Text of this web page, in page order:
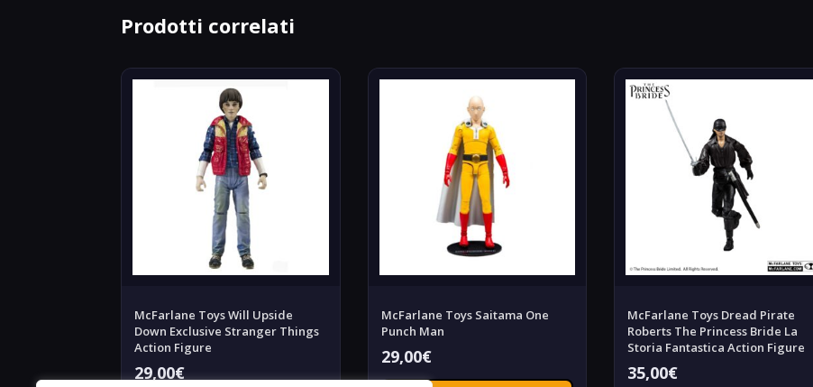
Prodotti correlati
McFarlane Toys Will Upside
Down Exclusive Stranger Things
Action Figure
29,00€
McFarlane Toys Saitama One
Punch Man
29,00€
McFarlane Toys Dread Pirate
Roberts The Princess Bride La
Storia Fantastica Action Figure
35,00€